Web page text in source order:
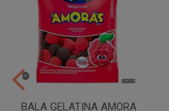
BALA GELATINA AMORA